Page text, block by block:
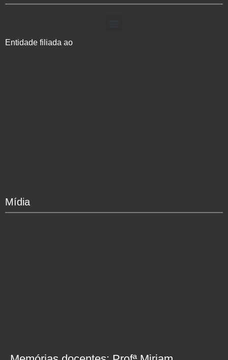
Entidade filiada ao
Mídia